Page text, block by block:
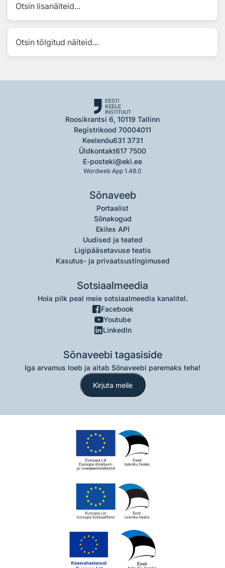
Otsin lisanäiteid...
Otsin tõlgitud näiteid...
Roosikrantsi 6, 10119 Tallinn
Registrikood 70004011
Keelenõu631 3731
Üldkontakt617 7500
E-posteki@eki.ee
Wordweb App 1.48.0
Sõnaveeb
Portaalist
Sõnakogud
Ekilex API
Uudised ja teated
Ligipääsetavuse teatis
Kasutus- ja privaatsustingimused
Sotsiaalmeedia
Hoia pilk peal meie sotsiaalmeedia kanalitel.
Facebook
Youtube
LinkedIn
Sõnaveebi tagasiside
Iga arvamus loeb ja aitab Sõnaveebi paremaks teha!
Kirjuta meile